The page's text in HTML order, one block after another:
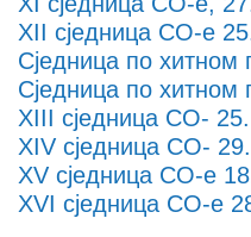
XII сједница СО-е
Сједница по хитном
Сједница по хитном
XIII сједница СО-
XIV сједница СО- 29.
XV сједница СО-е
XVI сједница СО-е